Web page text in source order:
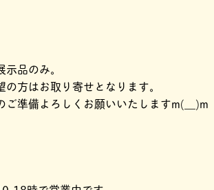
品のみ。
の方はお取り寄せとなります。
ご準備よろしくお願いいたしますm(__)m